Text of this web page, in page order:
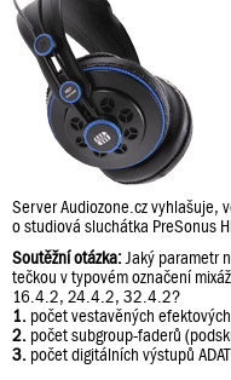
Server Audiozone.cz vyhlašuje,
o studiová sluchátka PreSonus
Soutěžní otázka: Jaký parametr
tečkou v typovém označení
16.4.2, 24.4.2, 32.4.2?
1. počet vestavěných
2. počet subgroup-faderů
3. počet digitálních výstupů ADAT